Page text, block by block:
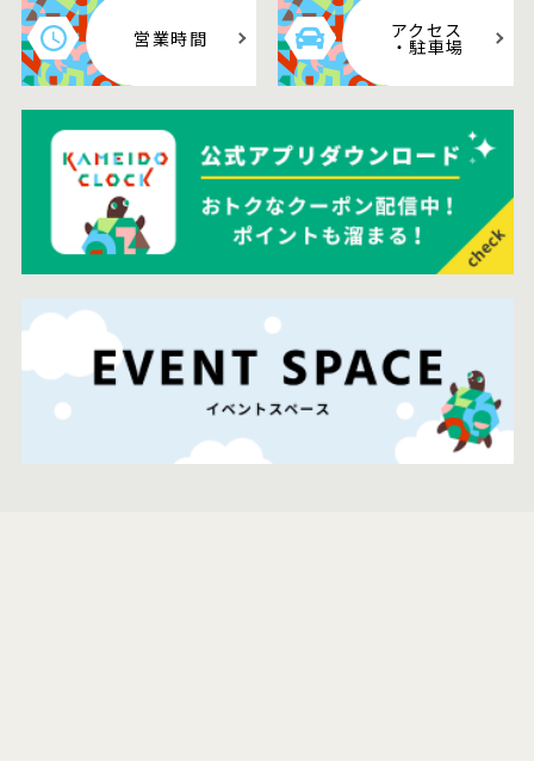
営業時間 アクセス
・駐車場